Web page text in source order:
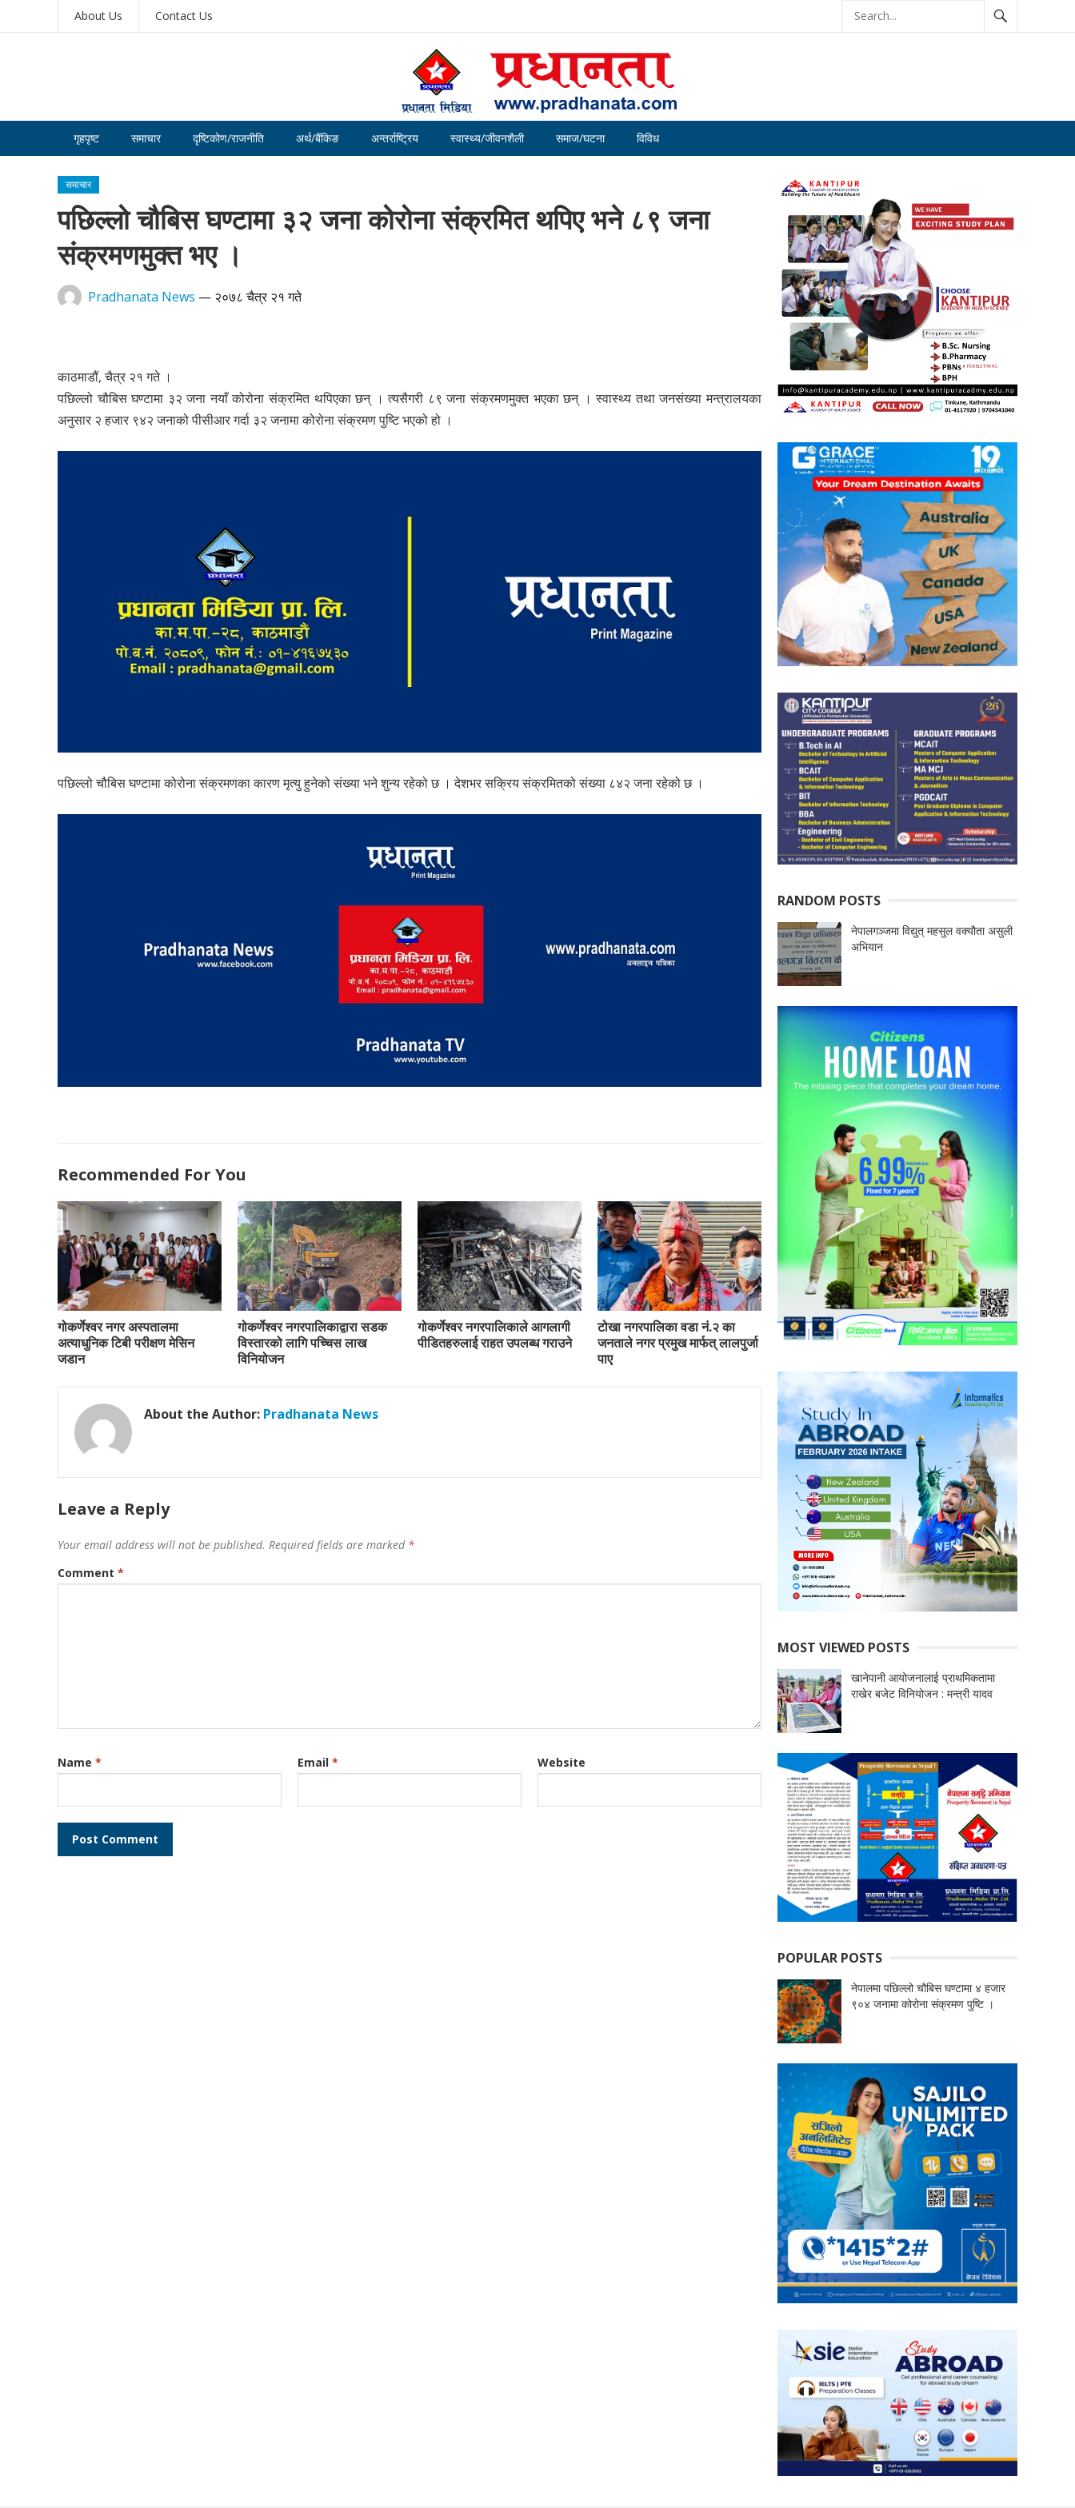
About Us Contact Us
गृहपृष्ट समाचार दृष्टिकोण/राजनीति अर्थ/बैंकिङ अन्तर्राष्ट्रिय स्वास्थ्य/जीवनशैली समाज/घटना विविध
समाचार
पछिल्लो चौबिस घण्टामा ३२ जना कोरोना संक्रमित थपिए भने ८९ जना
संक्रमणमुक्त भए ।
Pradhanata News — २०७८ चैत्र २१ गते
काठमाडौं, चैत्र २१ गते ।
पछिल्लो चौबिस घण्टामा ३२ जना नयाँ कोरोना संक्रमित थपिएका छन् । त्यसैगरी ८९ जना संक्रमणमुक्त भएका छन् । स्वास्थ्य तथा जनसंख्या मन्त्रालयका
अनुसार २ हजार ९४२ जनाको पीसीआर गर्दा ३२ जनामा कोरोना संक्रमण पुष्टि भएको हो ।
पछिल्लो चौबिस घण्टामा कोरोना संक्रमणका कारण मृत्यु हुनेको संख्या भने शुन्य रहेको छ । देशभर सक्रिय संक्रमितको संख्या ८४२ जना रहेको छ ।
Recommended For You
गोकर्णेश्वर नगर अस्पतालमा
अत्याधुनिक टिबी परीक्षण मेसिन
जडान
गोकर्णेश्वर नगरपालिकाद्वारा सडक
विस्तारको लागि पच्चिस लाख
विनियोजन
गोकर्णेश्वर नगरपालिकाले आगलागी
पीडितहरुलाई राहत उपलब्ध गराउने
टोखा नगरपालिका वडा नं.२ का
जनताले नगर प्रमुख मार्फत् लालपुर्जा
पाए
About the Author: Pradhanata News
Leave a Reply
Your email address will not be published. Required fields are marked *
Comment *
Name * Email * Website
RANDOM POSTS
नेपालगञ्जमा विद्युत् महसुल वक्यौता असुली
अभियान
MOST VIEWED POSTS
खानेपानी आयोजनालाई प्राथमिकतामा
राखेर बजेट विनियोजन : मन्त्री यादव
POPULAR POSTS
नेपालमा पछिल्लो चौबिस घण्टामा ४ हजार
९०४ जनामा कोरोना संक्रमण पुष्टि ।